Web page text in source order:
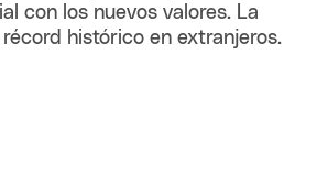
con los nuevos valores. La
histórico en extranjeros.